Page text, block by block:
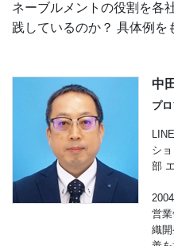
ネーブルメントの役割を各
践しているのか？ 具体例を
中
プ
シ
部
営
織